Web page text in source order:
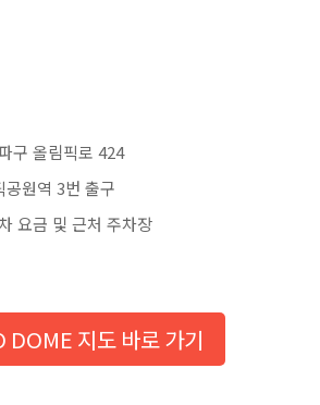
구 올림픽로 424
원역 3번 출구
요금 및 근처 주차장
DOME 지도 바로 가기